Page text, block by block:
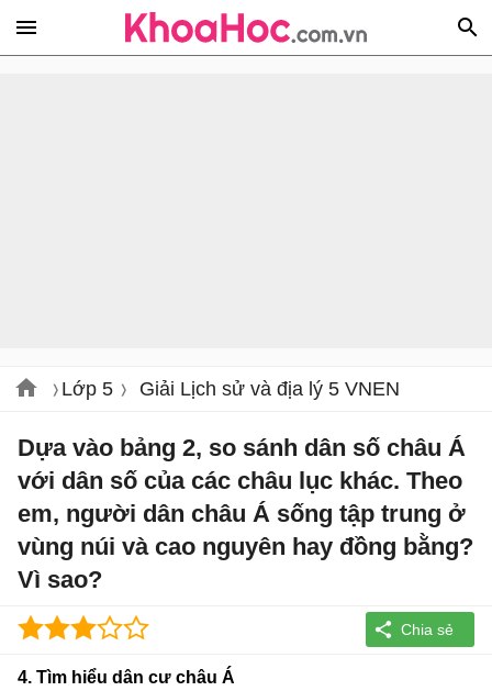
Lớp 5 Giải Lịch sử và địa lý 5 VNEN
Dựa vào bảng 2, so sánh dân số châu Á
với dân số của các châu lục khác. Theo
em, người dân châu Á sống tập trung ở
vùng núi và cao nguyên hay đồng bằng?
Vì sao?
4. Tìm hiểu dân cư châu Á